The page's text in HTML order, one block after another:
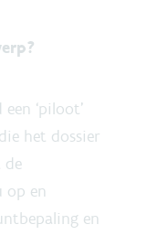
‘piloot’
het dossier
de
op en
en